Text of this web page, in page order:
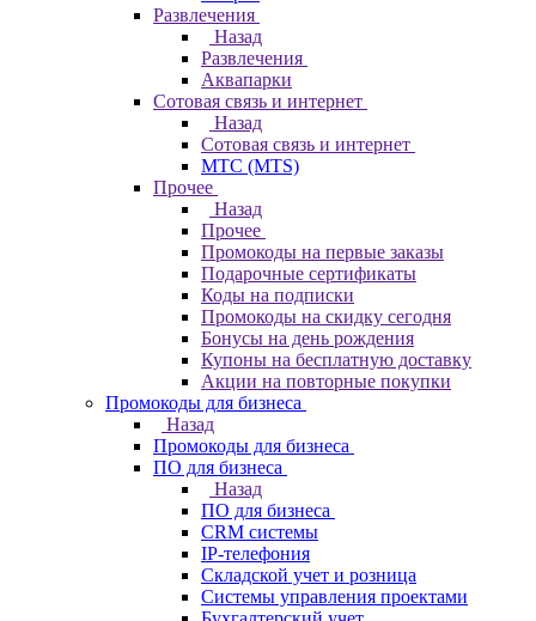
Развлечения
Назад
Развлечения
Аквапарки
Сотовая связь и интернет
Назад
Сотовая связь и интернет
МТС (MTS)
Прочее
Назад
Прочее
Промокоды на первые заказы
Подарочные сертификаты
Коды на подписки
Промокоды на скидку сегодня
Бонусы на день рождения
Купоны на бесплатную доставку
Акции на повторные покупки
Промокоды для бизнеса
Назад
Промокоды для бизнеса
ПО для бизнеса
Назад
ПО для бизнеса
CRM системы
IP-телефония
Складской учет и розница
Системы управления проектами